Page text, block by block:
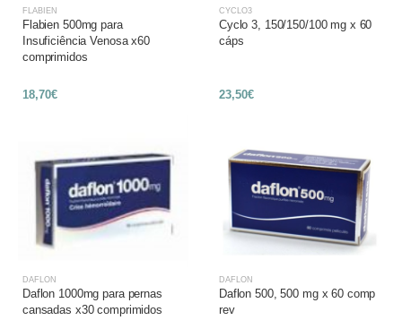
FLABIEN
Flabien 500mg para
Insuficiência Venosa x60
comprimidos
18,70€
CYCLO3
Cyclo 3, 150/150/100 mg x 60
cáps
23,50€
DAFLON
Daflon 1000mg para pernas
cansadas x30 comprimidos
DAFLON
Daflon 500, 500 mg x 60 comp
rev